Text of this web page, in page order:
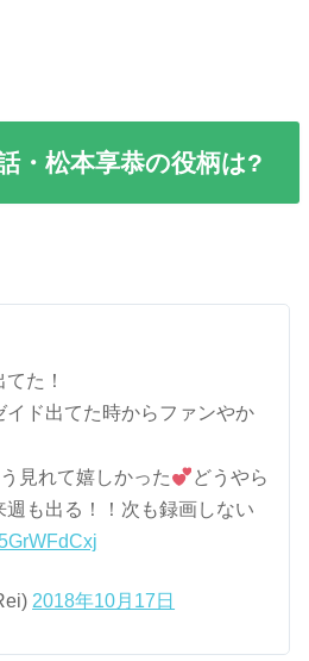
・松本享恭の役柄は?
た！
ド出てた時からファンやか
見れて嬉しかった
どうやら
も出る！！次も録画しない
2018年10月17日